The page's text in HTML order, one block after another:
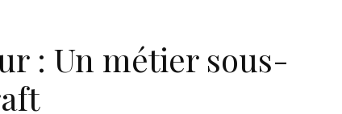
: Un métier sous-